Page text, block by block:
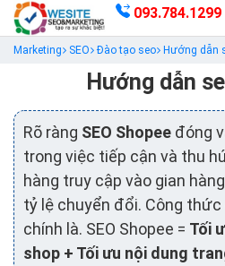
093.784.1299
Marketing SEO Đào tạo seo Hướng dẫn
Hướng dẫn
Rõ ràng SEO Shopee đóng
trong việc tiếp cận và thu
hàng truy cập vào gian
tỷ lệ chuyển đổi. Công thức
chính là. SEO Shopee = Tối
shop + Tối ưu nội dung